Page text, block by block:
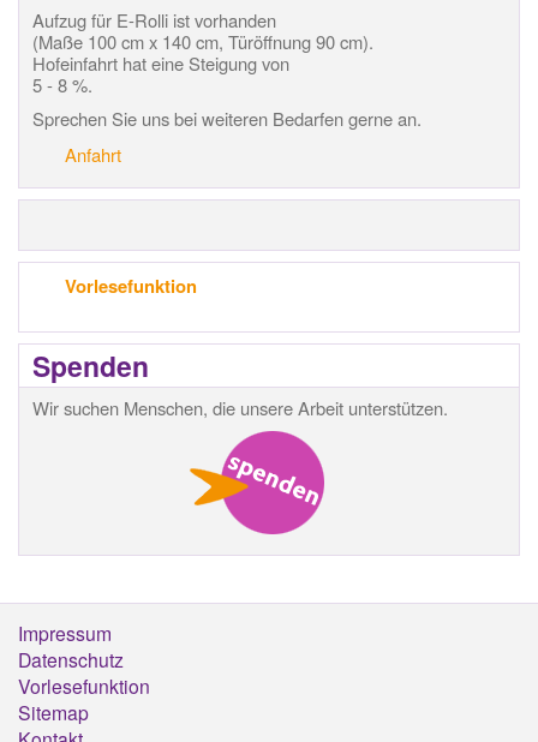
Aufzug für E-Rolli ist vorhanden
(Maße 100 cm x 140 cm, Türöffnung 90 cm).
Hofeinfahrt hat eine Steigung von
5 - 8 %.
Sprechen Sie uns bei weiteren Bedarfen gerne an.
Anfahrt
Vorlesefunktion
Spenden
Wir suchen Menschen, die unsere Arbeit unterstützen.
Footermenü
Impressum
Datenschutz
Vorlesefunktion
Sitemap